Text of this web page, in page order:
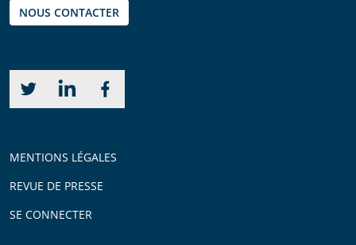
NOUS CONTACTER
MENTIONS LÉGALES
REVUE DE PRESSE
SE CONNECTER